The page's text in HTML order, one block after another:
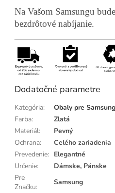
Na Vašom Samsungu
bezdrôtové nabíjanie.
Dodatočné parametre
Kategória:
Obaly pre
Farba:
Zlatá
Materiál:
Pevný
Ochrana:
Celého zariadenia
Prevedenie: Elegantné
Určenie:
Dámske, Pánske
Pre
Značku:
Samsung